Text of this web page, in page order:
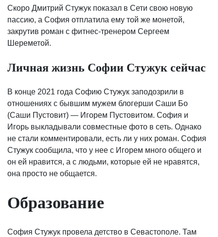
Скоро Дмитрий Стужук показал в Сети свою новую
пассию, а София отплатила ему той же монетой,
закрутив роман с фитнес-тренером Сергеем
Шереметой.
Личная жизнь Софии Стужук сейчас
В конце 2021 года Софию Стужук заподозрили в
отношениях с бывшим мужем блогерши Саши Бо
(Саши Пустовит) — Игорем Пустовитом. София и
Игорь выкладывали совместные фото в сеть. Однако
не стали комментировали, есть ли у них роман. София
Стужук сообщила, что у нее с Игорем много общего и
он ей нравится, а с людьми, которые ей не нравятся,
она просто не общается.
Образование
София Стужук провела детство в Севастополе. Там